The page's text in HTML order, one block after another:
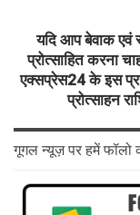
यदि आप बेवाक एवं
प्रोत्साहित करना
एक्सप्रेस24 के इस
प्रोत्साहन
गूगल न्यूज़ पर हमें फॉलो